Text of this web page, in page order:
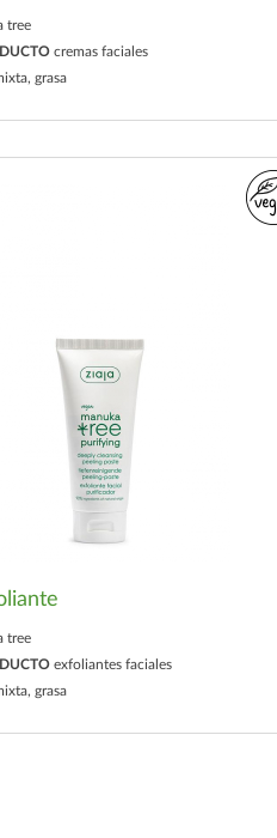
tree
cremas faciales
grasa
tree
exfoliantes faciales
grasa